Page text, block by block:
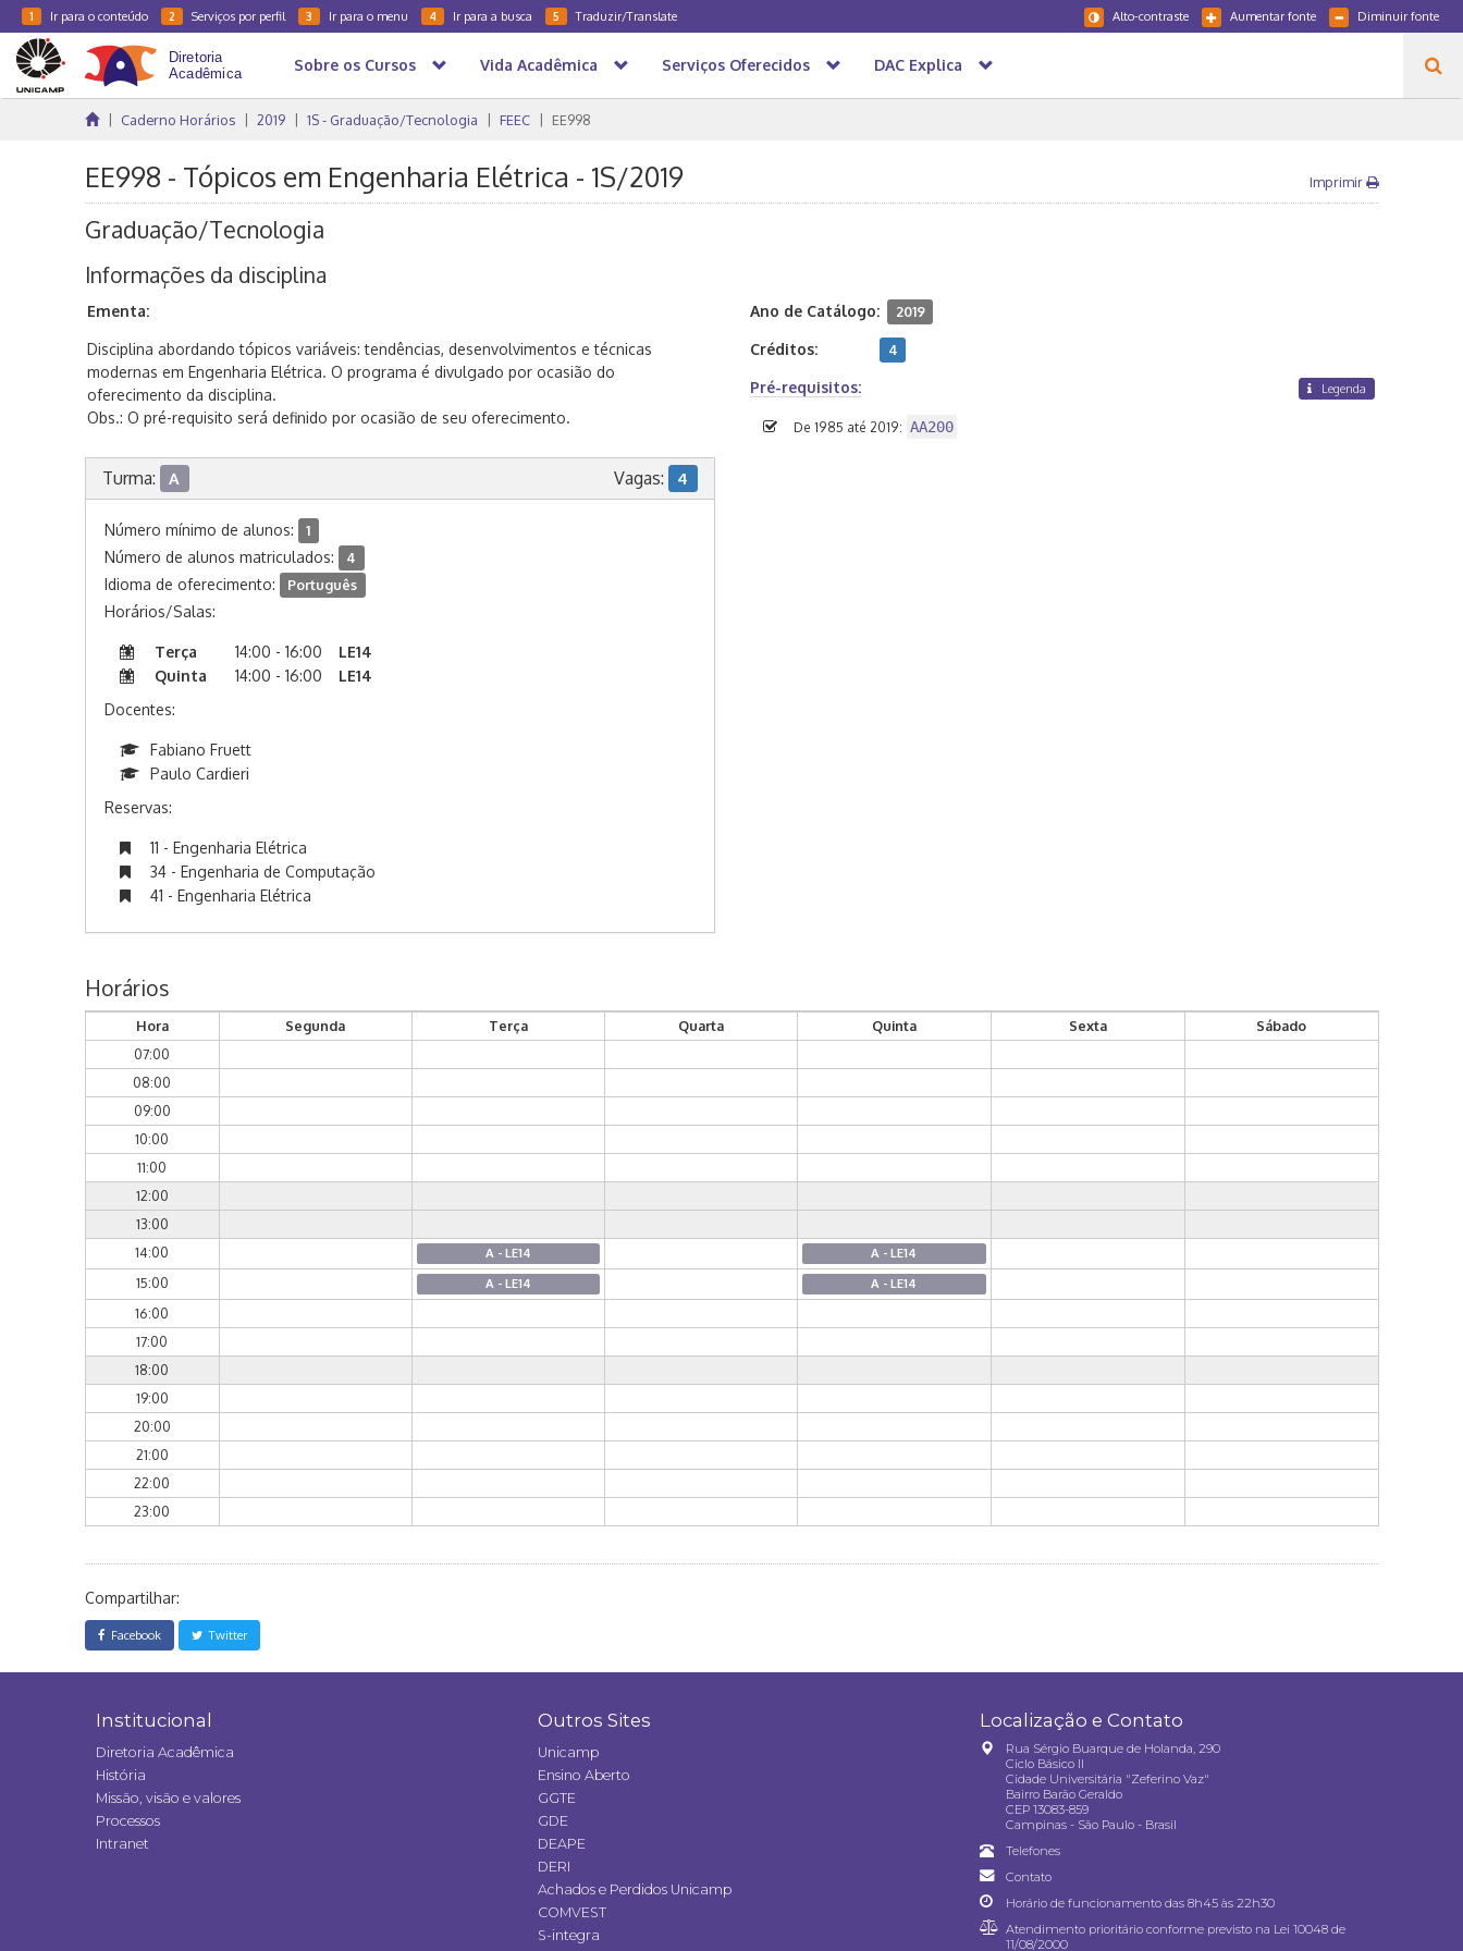
1 Ir para o conteúdo 2 Serviços por perfil 3 Ir para o menu 4 Ir para a busca 5 Traduzir/Translate Diminuir fonte
Aumentar fonte
Alto-contraste
Sobre os Cursos Vida Acadêmica Serviços Oferecidos DAC Explica
Caderno Horários 2019 1S - Graduação/Tecnologia FEEC EE998
EE998 - Tópicos em Engenharia Elétrica - 1S/2019 Imprimir
Graduação/Tecnologia
Informações da disciplina
Ementa:
Disciplina abordando tópicos variáveis: tendências, desenvolvimentos e técnicas
modernas em Engenharia Elétrica. O programa é divulgado por ocasião do
oferecimento da disciplina.
Obs.: O pré-requisito será definido por ocasião de seu oferecimento.
Ano de Catálogo: 2019
Créditos: 4
Pré-requisitos: Legenda
De 1985 até 2019: AA200
Turma: A Vagas: 4
Número mínimo de alunos: 1
Número de alunos matriculados: 4
Idioma de oferecimento: Português
Horários/Salas:
Terça 14:00 - 16:00
LE14
Quinta
14:00 - 16:00
LE14
Docentes:
Fabiano Fruett
Paulo Cardieri
Reservas:
11 - Engenharia Elétrica
34 - Engenharia de Computação
41 - Engenharia Elétrica
Horários
Hora Segunda Terça Quarta Quinta Sexta
Sábado
07:00
08:00
09:00
10:00
11:00
12:00
13:00
14:00
A - LE14 A - LE14
15:00 A - LE14 A - LE14
16:00
17:00
18:00
19:00
20:00
21:00
22:00
23:00
Compartilhar:
Facebook Twitter
Institucional
Diretoria Acadêmica
História
Missão, visão e valores
Processos
Intranet
Outros Sites
Unicamp
Ensino Aberto
GGTE
GDE
DEAPE
DERI
Achados e Perdidos Unicamp
COMVEST
S-integra
Localização e Contato
Rua Sérgio Buarque de Holanda, 290
Ciclo Básico II
Cidade Universitária "Zeferino Vaz"
Bairro Barão Geraldo
CEP 13083-859
Campinas - São Paulo - Brasil
Telefones
Contato
Horário de funcionamento das 8h45 às 22h30
Atendimento prioritário conforme previsto na Lei 10048 de
11/08/2000